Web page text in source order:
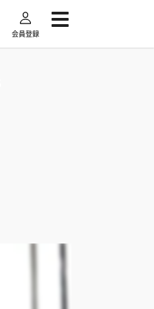
会員登録